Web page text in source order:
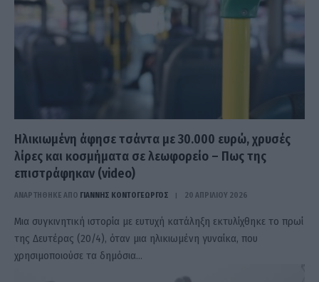
Ηλικιωμένη άφησε τσάντα με 30.000 ευρώ, χρυσές
λίρες και κοσμήματα σε λεωφορείο – Πως της
επιστράφηκαν (video)
ΑΝΑΡΤΗΘΗΚΕ ΑΠΟ ΓΙΆΝΝΗΣ ΚΟΝΤΟΓΕΏΡΓΟΣ 20 ΑΠΡΙΛΊΟΥ 2026
Μια συγκινητική ιστορία με ευτυχή κατάληξη εκτυλίχθηκε το πρωί
της Δευτέρας (20/4), όταν μια ηλικιωμένη γυναίκα, που
χρησιμοποιούσε τα δημόσια…